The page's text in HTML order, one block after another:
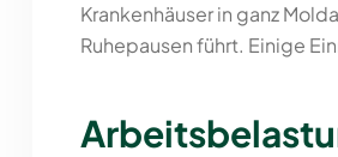
Krankenhäuser in ganz
Ruhepausen führt. Einige